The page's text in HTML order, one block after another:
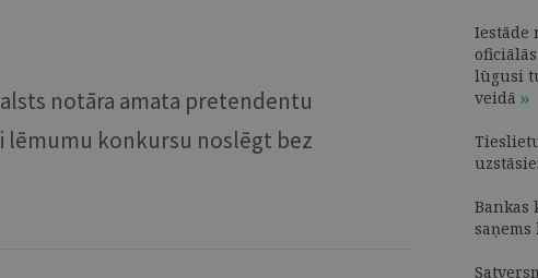
notāra amata pretendentu
lēmumu konkursu noslēgt bez
Iestāde
lūgusi
veidā